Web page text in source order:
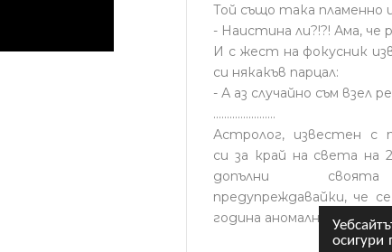
осигури
Той също така пламенно
- Наистина ли?!?! Ама, че
И с жест на фокусник
си някакъв парцал:
- А аз случайно съм взел
.......................
Астролог, известен с
си за край на света на
допълни
предупреждавайки, че
година аномално топло